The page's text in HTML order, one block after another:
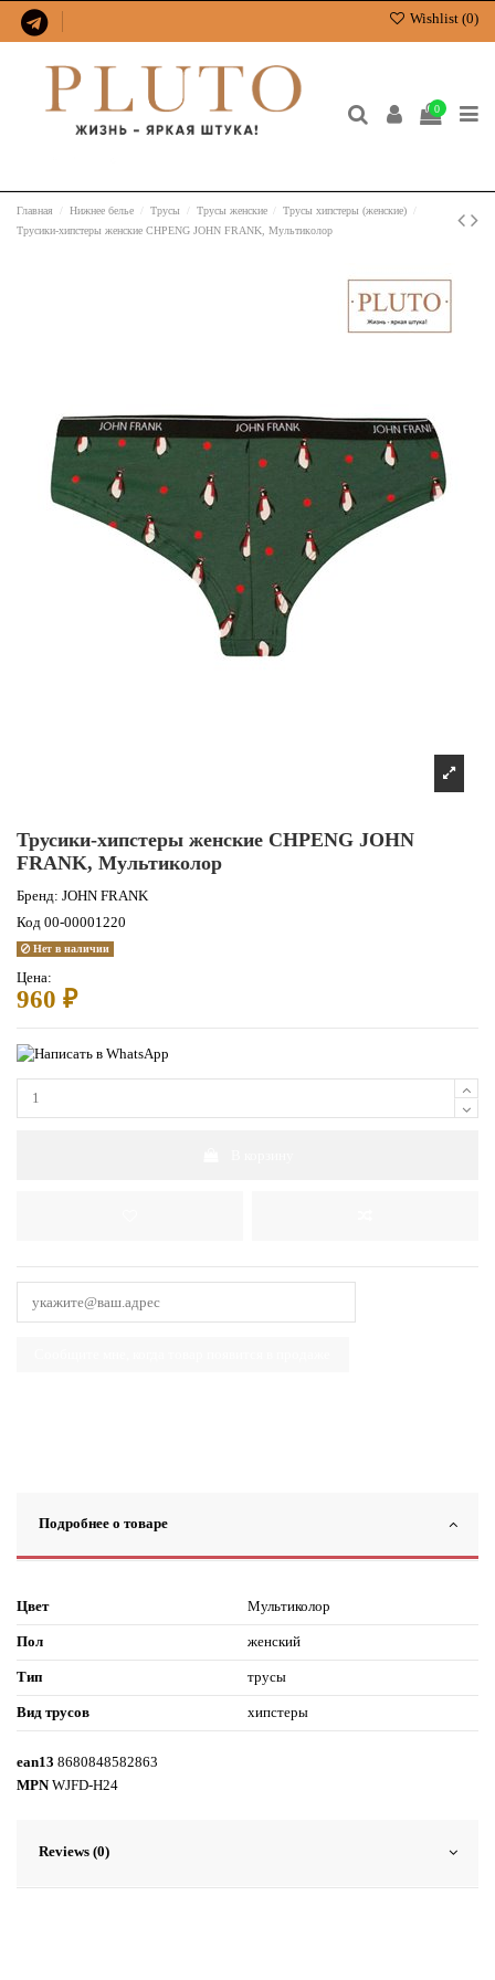
Wishlist (0)
0
Главная Нижнее белье Трусы Трусы женские
Трусы хипстеры (женские)
Трусики-хипстеры женские CHPENG JOHN FRANK, Мультиколор
Трусики-хипстеры женские CHPENG JOHN
FRANK, Мультиколор
Бренд: JOHN FRANK
Код 00-00001220
Нет в наличии
Цена:
960 ₽
Подробнее о товаре
Цвет Мультиколор
Пол женский
Тип трусы
Вид трусов хипстеры
ean13 8680848582863
MPN WJFD-H24
Reviews (0)